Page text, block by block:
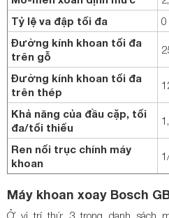
Tỷ lệ va đập tối đa
0
Đường kính khoan tối đa
trên gỗ
Đường kính khoan tối đa
trên thép
Khả năng của đầu cặp, tối
đa/tối thiểu
Ren nối trục chính máy
khoan
Máy khoan xoay Bosch
Ở vị trí thứ 3 trong danh sách